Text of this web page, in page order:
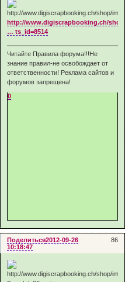
http://www.digiscrapbooking.ch/shop/
… ts_id=8514
Читайте Правила форума!!!Не
знание правил-не освобождает от
ответственности! Реклама сайтов и
форумов запрещена!
0
Поделиться 86
2012-09-26
10:18:47